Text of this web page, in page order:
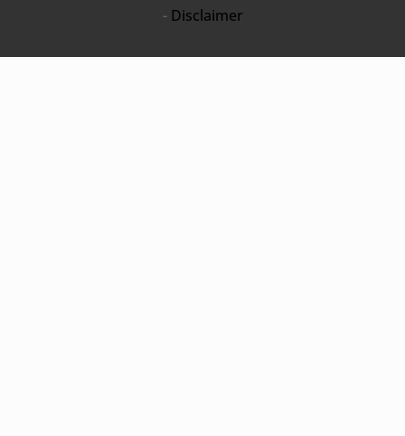
- Disclaimer